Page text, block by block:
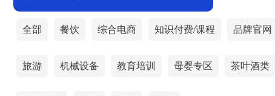
全部 餐饮 综合电商 知识付费/课程 品牌官网
旅游 机械设备 教育培训 母婴专区 茶叶酒类